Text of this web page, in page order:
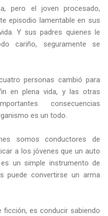
pero el joven procesado,
episodio lamentable en sus
Y sus padres quienes le
cariño, seguramente se
personas cambió para
en plena vida, y las otras
consecuencias
es un todo.
somos conductores de
a los jóvenes que un auto
un simple instrumento de
puede convertirse un arma
ficción, es conducir sabiendo